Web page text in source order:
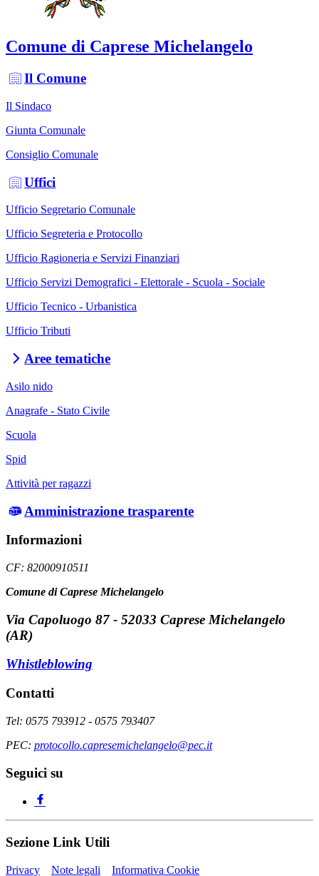
Comune di Caprese Michelangelo
Il Comune
Il Sindaco
Giunta Comunale
Consiglio Comunale
Uffici
Ufficio Segretario Comunale
Ufficio Segreteria e Protocollo
Ufficio Ragioneria e Servizi Finanziari
Ufficio Servizi Demografici - Elettorale - Scuola - Sociale
Ufficio Tecnico - Urbanistica
Ufficio Tributi
Aree tematiche
Asilo nido
Anagrafe - Stato Civile
Scuola
Spid
Attività per ragazzi
Amministrazione trasparente
Informazioni
CF: 82000910511
Comune di Caprese Michelangelo
Via Capoluogo 87 - 52033 Caprese Michelangelo
(AR)
Whistleblowing
Contatti
Tel: 0575 793912 - 0575 793407
PEC: protocollo.capresemichelangelo@pec.it
Seguici su
Sezione Link Utili
Privacy Note legali Informativa Cookie